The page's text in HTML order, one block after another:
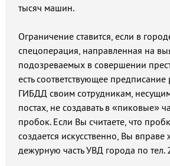
тысяч машин.
Ограничение ставится, если в
спецоперация, направленная на
подозреваемых в совершении
есть соответствующее предписание
ГИБДД своим сотрудникам,
постах, не создавать в «пиковые»
пробок. Если Вы считаете, что
создается искусственно, Вы вправе
дежурную часть УВД города по